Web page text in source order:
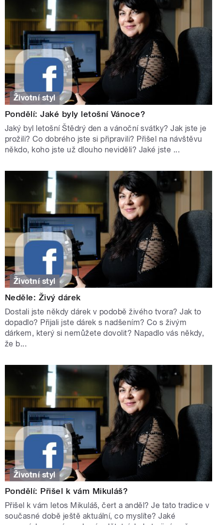
Životní styl
Pondělí: Jaké byly letošní Vánoce?
Jaký byl letošní Štědrý den a vánoční svátky? Jak jste je
prožili? Co dobrého jste si připravili? Přišel na návštěvu
někdo, koho jste už dlouho neviděli? Jaké jste ...
Životní styl
Neděle: Živý dárek
Dostali jste někdy dárek v podobě živého tvora? Jak to
dopadlo? Přijali jste dárek s nadšením? Co s živým
dárkem, který si nemůžete dovolit? Napadlo vás někdy,
že b...
Životní styl
Pondělí: Přišel k vám Mikuláš?
Přišel k vám letos Mikuláš, čert a anděl? Je tato tradice v
současné době ještě aktuální, co myslíte? Jaké